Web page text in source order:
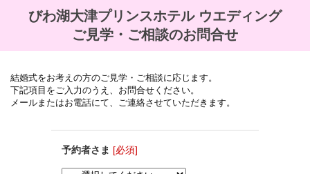
びわ湖大津プリンスホテル ウエディング
ご見学・ご相談のお問合せ
結婚式をお考えの方のご見学・ご相談に応じます。
下記項目をご入力のうえ、お問合せください。
メールまたはお電話にて、ご連絡させていただきます。
予約者さま [必須]